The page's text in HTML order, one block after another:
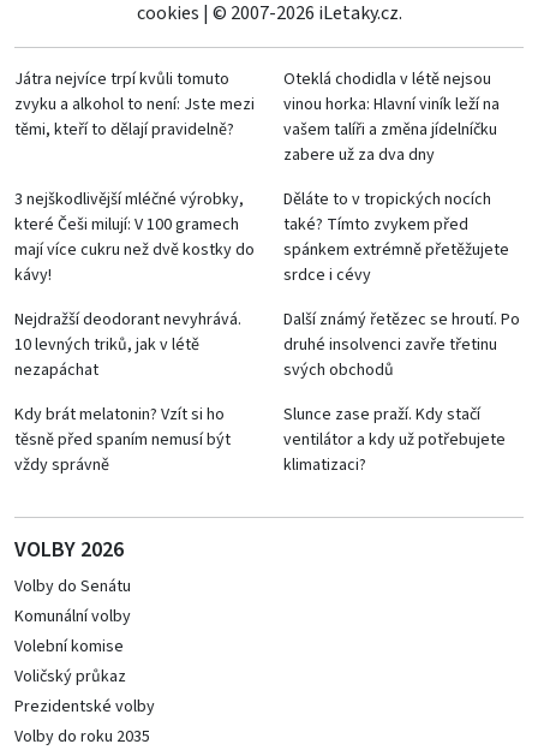
cookies | © 2007-2026 iLetaky.cz.
Játra nejvíce trpí kvůli tomuto
zvyku a alkohol to není: Jste mezi
těmi, kteří to dělají pravidelně?
Oteklá chodidla v létě nejsou
vinou horka: Hlavní viník leží na
vašem talíři a změna jídelníčku
zabere už za dva dny
3 nejškodlivější mléčné výrobky,
které Češi milují: V 100 gramech
mají více cukru než dvě kostky do
kávy!
Děláte to v tropických nocích
také? Tímto zvykem před
spánkem extrémně přetěžujete
srdce i cévy
Nejdražší deodorant nevyhrává.
10 levných triků, jak v létě
nezapáchat
Další známý řetězec se hroutí. Po
druhé insolvenci zavře třetinu
svých obchodů
Kdy brát melatonin? Vzít si ho
těsně před spaním nemusí být
vždy správně
Slunce zase praží. Kdy stačí
ventilátor a kdy už potřebujete
klimatizaci?
VOLBY 2026
Volby do Senátu
Komunální volby
Volební komise
Voličský průkaz
Prezidentské volby
Volby do roku 2035